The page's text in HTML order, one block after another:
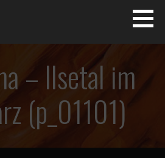
– Ilsetal im
(p_01101)